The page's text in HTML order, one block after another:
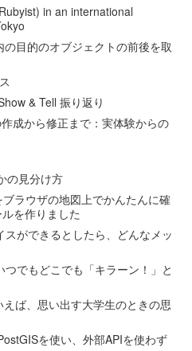
in an international
目的のオブジェクトの前後を取
& Tell 振り返り
成から修正まで：実体験からの
の見分け方
ラウザの地図上でかんたんに確
を作りました
ができるとしたら、どんなメッ
でもどこでも「キラーン！」と
えば、思い出す大学生のときの思
を使い、外部APIを使わず